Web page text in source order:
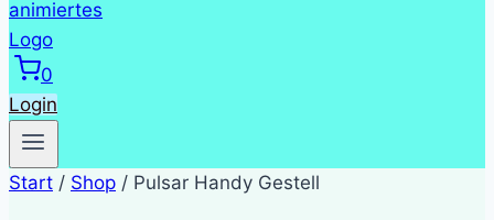
0
Login
Start / Shop / Pulsar Handy Gestell